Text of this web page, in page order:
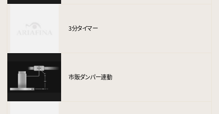
3分タイマー
市販ダンパー連動